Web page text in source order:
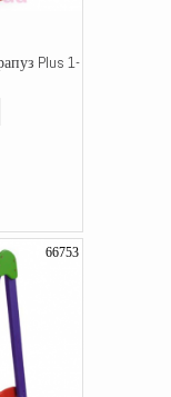
Plus 1-
66753